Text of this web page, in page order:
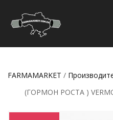
FARMAMARKET /
(ГОРМОН РОСТА )